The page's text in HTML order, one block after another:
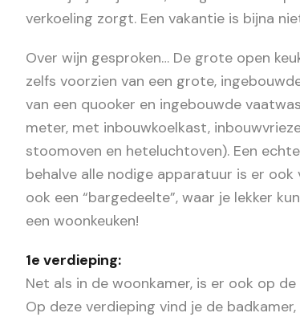
verkoeling zorgt. Een vakantie is bijna
Over wijn gesproken… De grote open
zelfs voorzien van een grote,
van een quooker en ingebouwde
meter, met inbouwkoelkast,
stoomoven en heteluchtoven). Een
behalve alle nodige apparatuur is er
ook een “bargedeelte”, waar je lekker
een woonkeuken!
1e verdieping:
Net als in de woonkamer, is er ook op
Op deze verdieping vind je de